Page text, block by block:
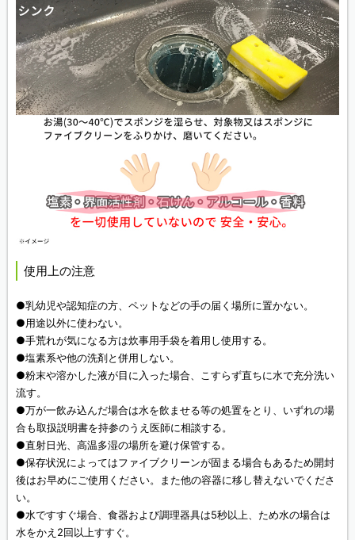
使用上の注意
●乳幼児や認知症の方、ペットなどの手の届く場所に置かない。
●用途以外に使わない。
●手荒れが気になる方は炊事用手袋を着用し使用する。
●塩素系や他の洗剤と併用しない。
●粉末や溶かした液が目に入った場合、こすらず直ちに水で充分洗い
流す。
●万が一飲み込んだ場合は水を飲ませる等の処置をとり、いずれの場
合も取扱説明書を持参のうえ医師に相談する。
●直射日光、高温多湿の場所を避け保管する。
●保存状況によってはファイブクリーンが固まる場合もあるため開封
後はお早めにご使用ください。また他の容器に移し替えないでくださ
い。
●水ですすぐ場合、食器および調理器具は5秒以上、ため水の場合は
水をかえ2回以上すすぐ。